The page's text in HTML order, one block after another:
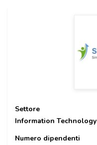
Settore
Information Technology
Numero dipendenti